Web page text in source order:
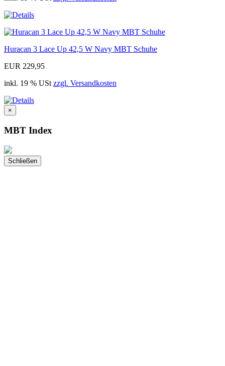
Huracan 3 Lace Up 42,5 W Navy MBT Schuhe
EUR 229,95
inkl. 19 % USt zzgl. Versandkosten
×
MBT Index
Schließen